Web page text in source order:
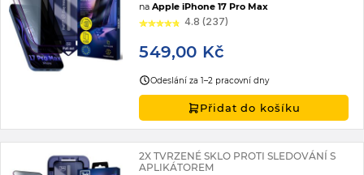
naApple iPhone 17 Pro Max
4.8 (237)
549,00 Kč
Odeslání za 1–2 pracovní dny
Přidat do košíku
2X TVRZENÉ SKLO PROTI SLEDOVÁNÍ S
APLIKÁTOREM